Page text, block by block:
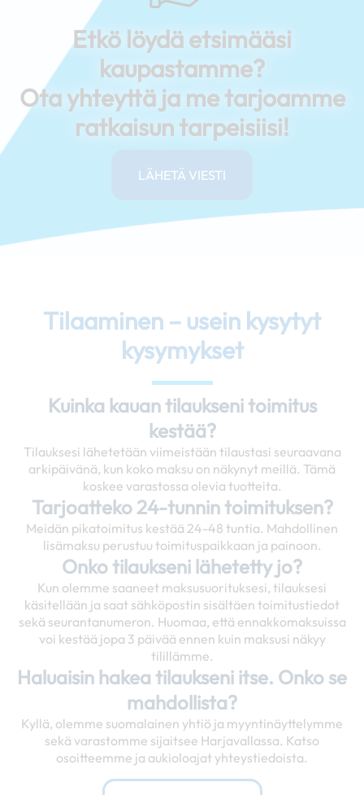
Etkö löydä etsimääsi
kaupastamme?
Ota yhteyttä ja me tarjoamme
ratkaisun tarpeisiisi!
LÄHETÄ VIESTI
Tilaaminen – usein kysytyt
kysymykset
Kuinka kauan tilaukseni toimitus
kestää?
Tilauksesi lähetetään viimeistään tilaustasi seuraavana
arkipäivänä, kun koko maksu on näkynyt meillä. Tämä
koskee varastossa olevia tuotteita.
Tarjoatteko 24-tunnin toimituksen?
Meidän pikatoimitus kestää 24-48 tuntia. Mahdollinen
lisämaksu perustuu toimituspaikkaan ja painoon.
Onko tilaukseni lähetetty jo?
Kun olemme saaneet maksusuorituksesi, tilauksesi
käsitellään ja saat sähköpostin sisältäen toimitustiedot
sekä seurantanumeron. Huomaa, että ennakkomaksuissa
voi kestää jopa 3 päivää ennen kuin maksusi näkyy
tilillämme.
Haluaisin hakea tilaukseni itse. Onko se
mahdollista?
Kyllä, olemme suomalainen yhtiö ja myyntinäyttelymme
sekä varastomme sijaitsee Harjavallassa. Katso
osoitteemme ja aukioloajat yhteystiedoista.